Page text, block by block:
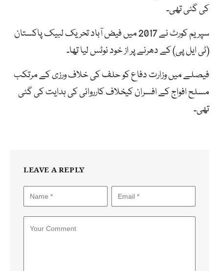
کی گئی تھی۔
سپریم کورٹ نے 2017 میں فیض آباد تحریک لبیک پاکستان
(ٹی ایل پی) کے دھرنے پر از خود نوٹس لیا تھا۔
فیصلے میں وزارت دفاع کو حلف کی خلاف ورزی کے مرتکب
مسلح افواج کے افسران کیخلاف کارروائی کی ہدایت کی گئی
تھی۔
LEAVE A REPLY